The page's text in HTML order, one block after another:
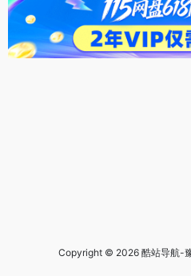
Copyright © 2026 酷站导航-